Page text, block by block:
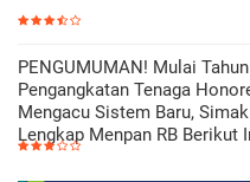
PENGUMUMAN! Mulai
Pengangkatan Tenaga
Mengacu Sistem Baru,
Lengkap Menpan RB Berikut